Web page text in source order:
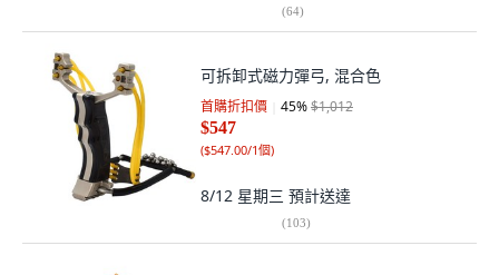
(64)
可拆卸式磁力彈弓, 混合色
首購折扣價 45%$1,012
$547
($547.00/1個)
8/12 星期三 預計送達
(103)